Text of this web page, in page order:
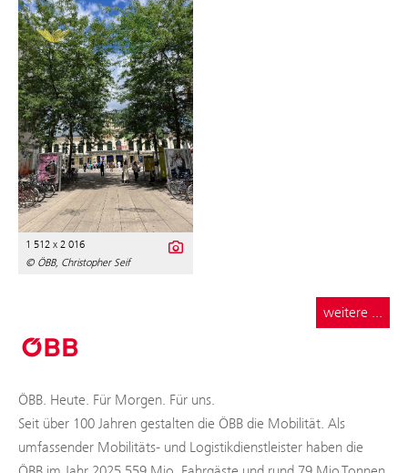
1 512 x 2 016
© ÖBB, Christopher Seif
weitere ...
ÖBB. Heute. Für Morgen. Für uns.
Seit über 100 Jahren gestalten die ÖBB die Mobilität. Als
umfassender Mobilitäts- und Logistikdienstleister haben die